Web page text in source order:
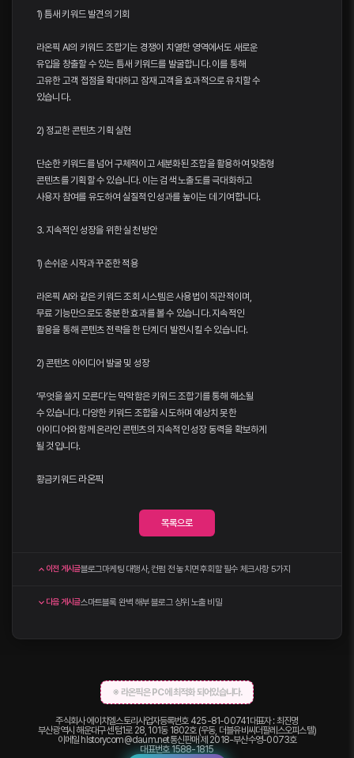
1) 틈새 키워드 발견의 기회
라온픽 AI의 키워드 조합기는 경쟁이 치열한 영역에서도 새로운
유입을 창출할 수 있는 틈새 키워드를 발굴합니다. 이를 통해
고유한 고객 접점을 확대하고 잠재 고객을 효과적으로 유치할 수
있습니다.
2) 정교한 콘텐츠 기획 실현
단순한 키워드를 넘어 구체적이고 세분화된 조합을 활용하여 맞춤형
콘텐츠를 기획할 수 있습니다. 이는 검색 노출도를 극대화하고
사용자 참여를 유도하여 실질적인 성과를 높이는 데 기여합니다.
3. 지속적인 성장을 위한 실천 방안
1) 손쉬운 시작과 꾸준한 적용
라온픽 AI와 같은 키워드 조회 시스템은 사용법이 직관적이며,
무료 기능만으로도 충분한 효과를 볼 수 있습니다. 지속적인
활용을 통해 콘텐츠 전략을 한 단계 더 발전시킬 수 있습니다.
2) 콘텐츠 아이디어 발굴 및 성장
‘무엇을 쓸지 모른다’는 막막함은 키워드 조합기를 통해 해소될
수 있습니다. 다양한 키워드 조합을 시도하며 예상치 못한
아이디어와 함께 온라인 콘텐츠의 지속적인 성장 동력을 확보하게
될 것입니다.
황금키워드 라온픽
목록으로
이전 게시글블로그마케팅 대행사, 컨펌 전 놓치면 후회할 필수 체크사항 5가지
다음 게시글스마트블록 완벽 해부 블로그 상위 노출 비밀
※ 라온픽은 PC에 최적화 되어있습니다.
주식회사 에이치엘스토리사업자등록번호 425-81-00741대표자 : 최진명
부산광역시 해운대구 센텀1로 28, 101동 1802호 (우동, 더블유비씨더팔레스오피스텔)
이메일 hlstorycom@daum.net통신판매 제 2018-부산수영-0073호
대표번호1588-1815